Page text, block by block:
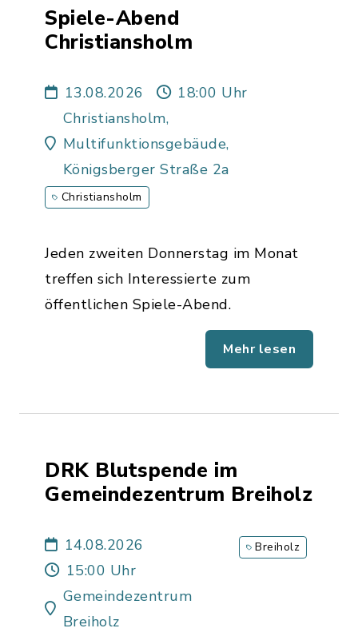
Spiele-Abend
Christiansholm
13.08.2026
18:00 Uhr
Christiansholm,
Multifunktionsgebäude,
Königsberger Straße 2a
Christiansholm
Jeden zweiten Donnerstag im Monat
treffen sich Interessierte zum
öffentlichen Spiele-Abend.
Mehr lesen
DRK Blutspende im
Gemeindezentrum Breiholz
14.08.2026
15:00 Uhr
Gemeindezentrum
Breiholz
Breiholz